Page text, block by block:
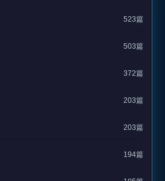
523篇
503篇
372篇
203篇
203篇
194篇